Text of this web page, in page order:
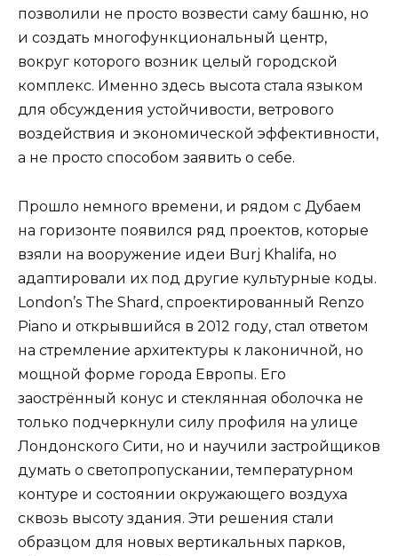
позволили не просто возвести саму башню, но
и создать многофункциональный центр,
вокруг которого возник целый городской
комплекс. Именно здесь высота стала языком
для обсуждения устойчивости, ветрового
воздействия и экономической эффективности,
а не просто способом заявить о себе.
Прошло немного времени, и рядом с Дубаем
на горизонте появился ряд проектов, которые
взяли на вооружение идеи Burj Khalifa, но
адаптировали их под другие культурные коды.
London’s The Shard, спроектированный Renzo
Piano и открывшийся в 2012 году, стал ответом
на стремление архитектуры к лаконичной, но
мощной форме города Европы. Его
заострённый конус и стеклянная оболочка не
только подчеркнули силу профиля на улице
Лондонского Сити, но и научили застройщиков
думать о светопропускании, температурном
контуре и состоянии окружающего воздуха
сквозь высоту здания. Эти решения стали
образцом для новых вертикальных парков,